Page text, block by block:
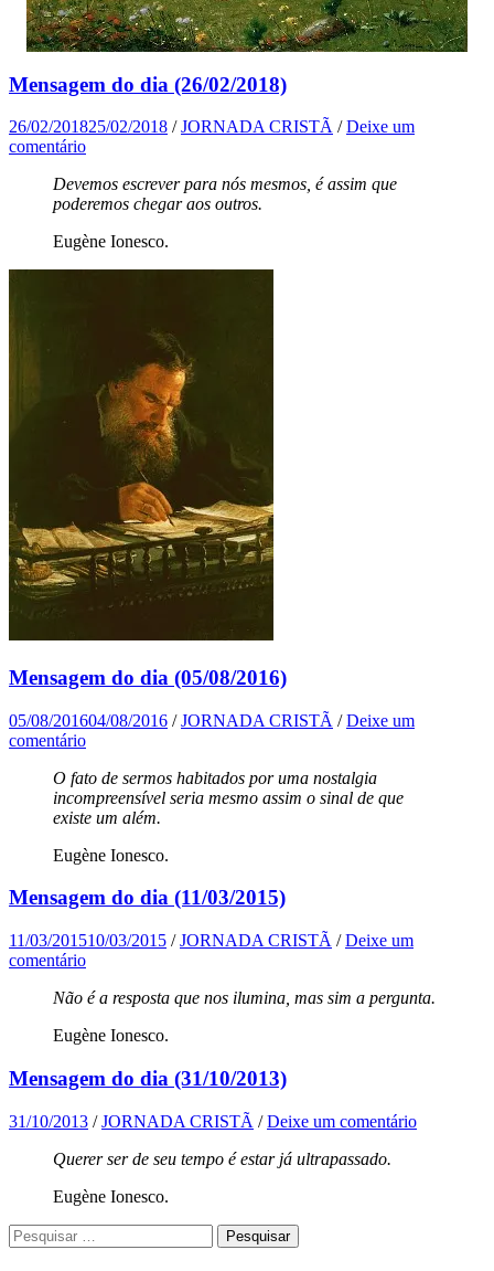
Mensagem do dia (26/02/2018)
26/02/201825/02/2018 /JORNADA CRISTÃ /Deixe um
comentário
Devemos escrever para nós mesmos, é assim que
poderemos chegar aos outros.
Eugène Ionesco.
Mensagem do dia (05/08/2016)
05/08/201604/08/2016 /JORNADA CRISTÃ /Deixe um
comentário
O fato de sermos habitados por uma nostalgia
incompreensível seria mesmo assim o sinal de que
existe um além.
Eugène Ionesco.
Mensagem do dia (11/03/2015)
11/03/201510/03/2015 /JORNADA CRISTÃ /Deixe um
comentário
Não é a resposta que nos ilumina, mas sim a pergunta.
Eugène Ionesco.
Mensagem do dia (31/10/2013)
31/10/2013 /JORNADA CRISTÃ /Deixe um comentário
Querer ser de seu tempo é estar já ultrapassado.
Eugène Ionesco.
Pesquisar
por: